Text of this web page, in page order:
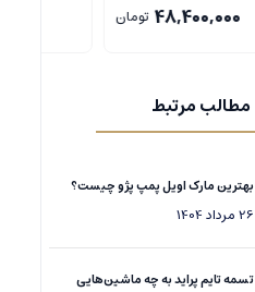
305,000 تومان
مطالب مرتبط
بهترین مارک اویل پمپ پژو چیست؟
26 مرداد 1404
تسمه تایم پراید به چه ماشین‌هایی